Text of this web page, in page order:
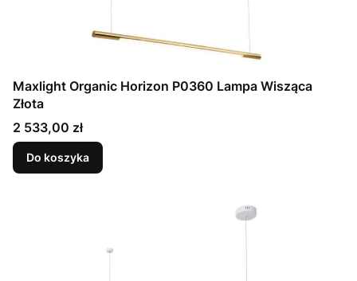
Maxlight Organic Horizon P0360 Lampa Wisząca
Złota
Cena
2 533,00 zł
Do koszyka